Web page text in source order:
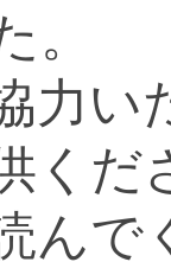
。
力い
くだ
んで